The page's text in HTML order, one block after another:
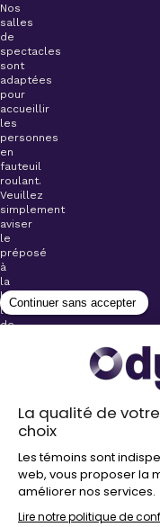
Nos
salles
de
spectacles
sont
adaptées
pour
accueillir
les
personnes
en
fauteuil
roulant.
Veuillez
simplement
aviser
le
préposé
à
la
billetterie
lors
de
Stationnements
proximité de
nos salles
Politique de